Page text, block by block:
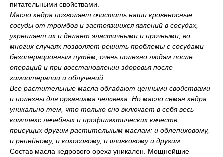
питательными свойствами.
Масло кедра позволяет очистить наши кровеносные
сосуды от тромбов и застоявшихся явлений в сосудах,
укрепляет их и делает эластичными и прочными, во
многих случаях позволяет решить проблемы с сосудами
безоперационным путём, очень полезно людям после
операций и при восстановлении здоровья после
химиотерапии и облучений.
Все растительные масла обладают ценными свойствами
и полезны для организма человека. Но масло семян кедра
уникально тем, что только оно включает в себя весь
комплекс лечебных и профилактических качеств,
присущих другим растительным маслам: и облепиховому,
и репейному, и кокосовому, и оливковому и другим.
Состав масла кедрового ореха уникален. Мощнейшие